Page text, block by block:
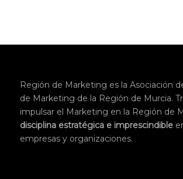
Región de Marketing es la Asociación
de Marketing de la Región de Murcia.
impulsar el Marketing en la Región de
disciplina estratégica e imprescindible
empresas y organizaciones.